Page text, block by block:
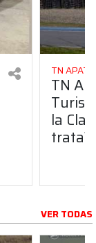
TN APAT
TN
la
trata?
VER TODAS